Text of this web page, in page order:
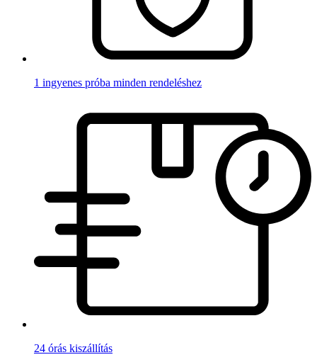
1 ingyenes próba minden rendeléshez
24 órás kiszállítás